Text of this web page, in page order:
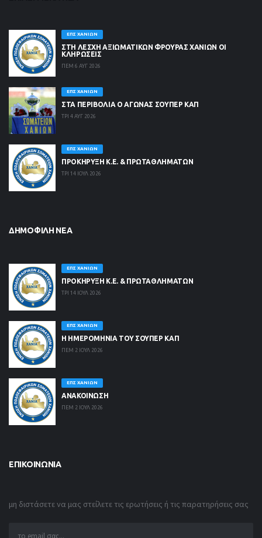
ΕΠΣ ΧΑΝΊΩΝ
ΣΤΗ ΛΈΣΧΗ ΑΞΙΩΜΑΤΙΚΏΝ ΦΡΟΥΡΆΣ ΧΑΝΊΩΝ ΟΙ
ΚΛΗΡΏΣΕΙΣ
ΠΕΜ 6 ΑΥΓ 2026
ΕΠΣ ΧΑΝΊΩΝ
ΣΤΑ ΠΕΡΙΒΟΛΙΑ Ο ΑΓΩΝΑΣ ΣΟΥΠΕΡ ΚΑΠ
ΤΡΙ 4 ΑΥΓ 2026
ΕΠΣ ΧΑΝΊΩΝ
ΠΡΟΚΗΡΥΞΗ Κ.Ε. & ΠΡΩΤΑΘΛΗΜΑΤΩΝ
ΤΡΙ 14 ΙΟΥΛ 2026
ΔΗΜΟΦΙΛΉ ΝΈΑ
ΕΠΣ ΧΑΝΊΩΝ
ΠΡΟΚΗΡΥΞΗ Κ.Ε. & ΠΡΩΤΑΘΛΗΜΑΤΩΝ
ΤΡΙ 14 ΙΟΥΛ 2026
ΕΠΣ ΧΑΝΊΩΝ
Η ΗΜΕΡΟΜΗΝΙΑ ΤΟΥ ΣΟΥΠΕΡ ΚΑΠ
ΠΕΜ 2 ΙΟΥΛ 2026
ΕΠΣ ΧΑΝΊΩΝ
ΑΝΑΚΟΙΝΩΣΗ
ΠΕΜ 2 ΙΟΥΛ 2026
ΕΠΙΚΟΙΝΩΝΊΑ
μη διστάσετε να μας στείλετε τις ερωτήσεις ή τις παρατηρήσεις σας